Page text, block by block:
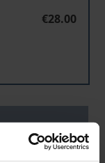
€28.00